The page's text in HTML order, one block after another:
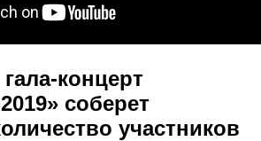
концерт
соберет
участников